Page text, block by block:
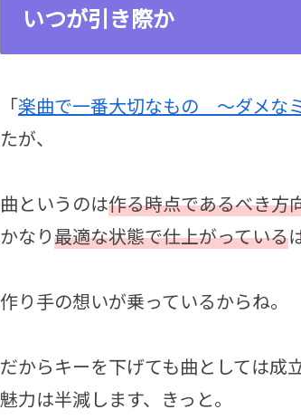
いつが引き際か
「楽曲で一番大切なもの 〜ダメな
たが、
曲というのは作る時点であるべき方
かなり最適な状態で仕上がっている
作り手の想いが乗っているからね。
だからキーを下げても曲としては成
魅力は半減します、きっと。